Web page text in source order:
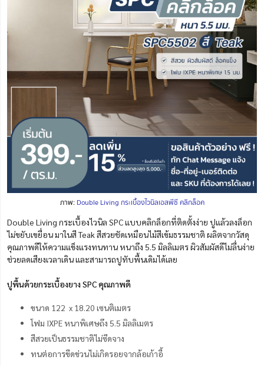
ภาพ: Double Living กระเบื้องไวนิลเอสพีซี คลิกล็อค
Double Living กระเบื้องไวนิล SPC แบบคลิกล็อกที่ติดตั้งง่าย ปูแล้วลงล็อก
ไม่ขยับเขยื่อน มาในสี Teak สีสวยชัดเหมือนไม้สีเข้มธรรมชาติ ผลิตจากวัสดุ
คุณภาพดีให้ความแข็งแรงทนทาน หนาถึง 5.5 มิลลิเมตร ผิวสัมผัสดีไม่ลื่นง่าย
ช่วยลดเสียงเวลาเดิน และสามารถปูทับพื้นเดิมได้เลย
ปูพื้นด้วยกระเบื้องยาง SPC คุณภาพดี
ขนาด 122 x 18.20 เซนติเมตร
โฟม IXPE หนาพิเศษถึง 5.5 มิลลิเมตร
สีสวยเป็นธรรมชาติไม่ซีดจาง
ทนต่อการขีดข่วนไม่เกิดรอยจากล้อเก้าอี้